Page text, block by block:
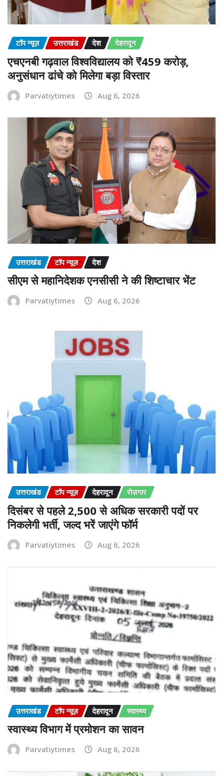
टॉप न्यूज़ उत्तराखंड देश देहरादून
एचएनबी गढ़वाल विश्वविद्यालय को ₹459 करोड़,
अनुसंधान ढांचे को मिलेगा बड़ा विस्तार
Parvatiytimes Aug 6, 2026
उत्तराखंड टॉप न्यूज़ देश
सीएम से महानिदेशक एनसीसी ने की शिष्टाचार भेंट
Parvatiytimes Aug 6, 2026
उत्तराखंड टॉप न्यूज़ देहरादून रोज़गार
दिसंबर से पहले 2,500 से अधिक सरकारी पदों पर
निकलेगी भर्ती, जल्द भरें जाएंगे फॉर्म
Parvatiytimes Aug 6, 2026
उत्तराखंड टॉप न्यूज़ देहरादून स्वास्थ्य
स्वास्थ्य विभाग में प्रमोशन का सावन
Parvatiytimes Aug 6, 2026